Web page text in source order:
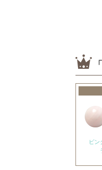
ピン